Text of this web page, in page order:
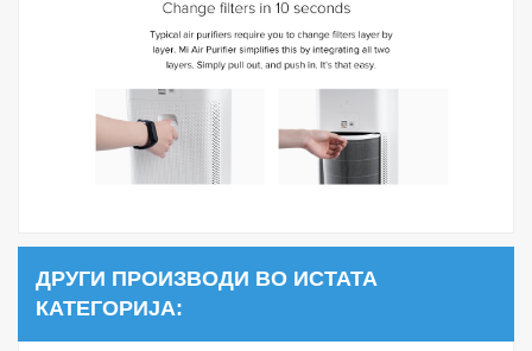
ДРУГИ ПРОИЗВОДИ ВО ИСТАТА
КАТЕГОРИЈА: